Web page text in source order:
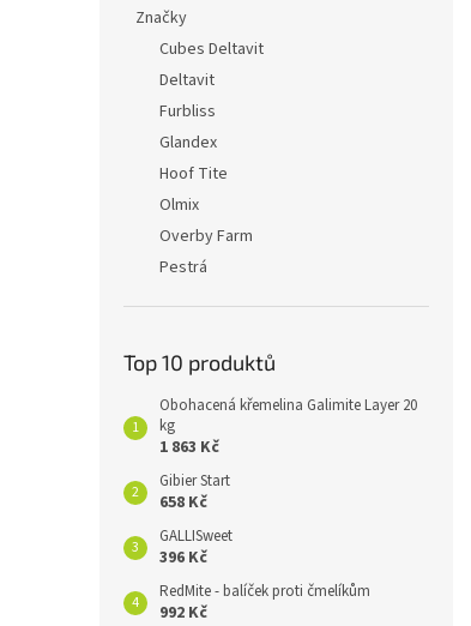
Značky
Cubes Deltavit
Deltavit
Furbliss
Glandex
Hoof Tite
Olmix
Overby Farm
Pestrá
Top 10 produktů
Obohacená křemelina Galimite Layer 20
kg
1 863 Kč
Gibier Start
658 Kč
GALLISweet
396 Kč
RedMite - balíček proti čmelíkům
992 Kč